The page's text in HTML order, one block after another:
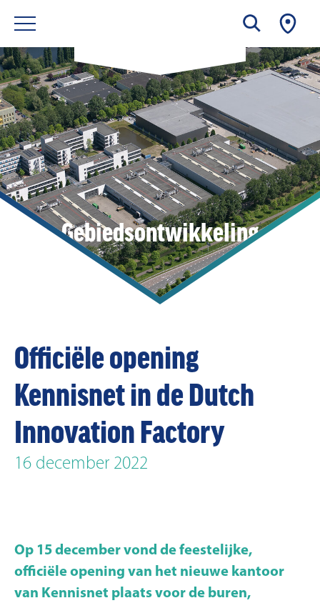
Gebiedsontwikkeling
Officiële opening
Kennisnet in de Dutch
Innovation Factory
16 december 2022
Op 15 december vond de feestelijke,
officiële opening van het nieuwe kantoor
van Kennisnet plaats voor de buren,